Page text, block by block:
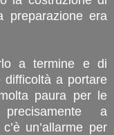
preparazione era
a termine e di
difficoltà a portare
paura per le
precisamente a
un’allarme per